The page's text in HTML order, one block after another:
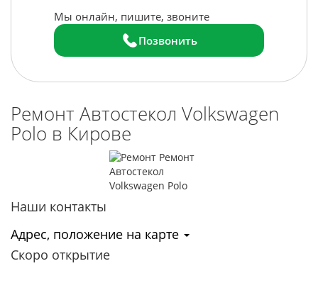
Мы онлайн, пишите, звоните
Позвонить
Ремонт Автостекол Volkswagen
Polo в Кирове
Наши контакты
Адрес, положение на карте
Скоро открытие